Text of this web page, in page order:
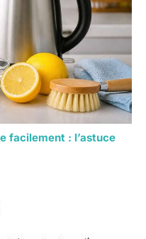
facilement : l’astuce